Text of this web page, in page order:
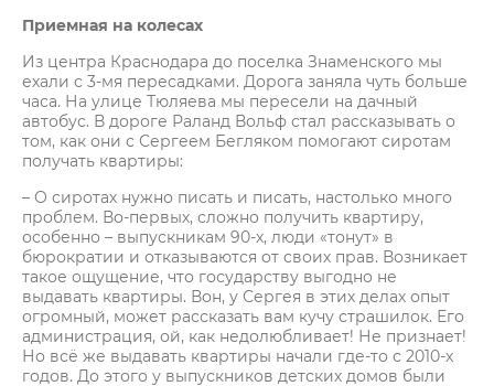
Приемная на колесах
Из центра Краснодара до поселка Знаменского мы
ехали с 3-мя пересадками. Дорога заняла чуть больше
часа. На улице Тюляева мы пересели на дачный
автобус. В дороге Раланд Вольф стал рассказывать о
том, как они с Сергеем Бегляком помогают сиротам
получать квартиры:
– О сиротах нужно писать и писать, настолько много
проблем. Во-первых, сложно получить квартиру,
особенно – выпускникам 90-х, люди «тонут» в
бюрократии и отказываются от своих прав. Возникает
такое ощущение, что государству выгодно не
выдавать квартиры. Вон, у Сергея в этих делах опыт
огромный, может рассказать вам кучу страшилок. Его
администрация, ой, как недолюбливает! Не признает!
Но всё же выдавать квартиры начали где-то с 2010-х
годов. До этого у выпускников детских домов были